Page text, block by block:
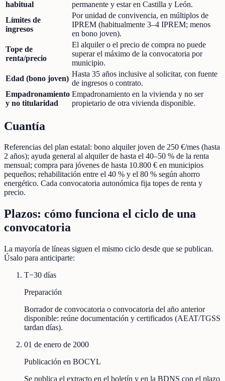
habitual
permanente y estar en Castilla y León.
Límites de
ingresos
Por unidad de convivencia, en múltiplos de
IPREM (habitualmente 3–4 IPREM; menos
en bono joven).
Tope de
renta/precio
El alquiler o el precio de compra no puede
superar el máximo de la convocatoria por
municipio.
Edad (bono joven)
Hasta 35 años inclusive al solicitar, con fuente
de ingresos o contrato.
Empadronamiento
y no titularidad
Empadronamiento en la vivienda y no ser
propietario de otra vivienda disponible.
Cuantía
Referencias del plan estatal: bono alquiler joven de 250 €/mes (hasta
2 años); ayuda general al alquiler de hasta el 40–50 % de la renta
mensual; compra para jóvenes de hasta 10.800 € en municipios
pequeños; rehabilitación entre el 40 % y el 80 % según ahorro
energético. Cada convocatoria autonómica fija topes de renta y
precio.
Plazos: cómo funciona el ciclo de una
convocatoria
La mayoría de líneas siguen el mismo ciclo desde que se publican.
Úsalo para anticiparte:
T−30 días
Preparación
Borrador de convocatoria o convocatoria del año anterior
disponible: reúne documentación y certificados (AEAT/TGSS
tardan días).
01 de enero de 2000
Publicación en BOCYL
Se publica el extracto en el boletín y en la BDNS con el plazo